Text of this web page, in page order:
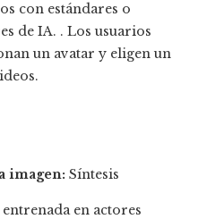
con estándares o
de IA. . Los usuarios
un avatar y eligen un
imagen: Síntesis
en actores